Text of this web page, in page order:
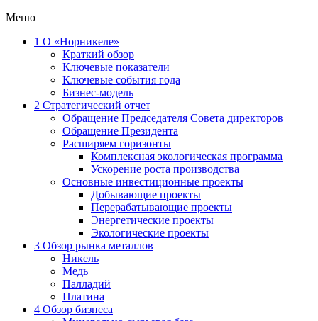
Меню
1 О «Норникеле»
Краткий обзор
Ключевые показатели
Ключевые события года
Бизнес-модель
2 Стратегический отчет
Обращение Председателя Совета директоров
Обращение Президента
Расширяем горизонты
Комплексная экологическая программа
Ускорение роста производства
Основные инвестиционные проекты
Добывающие проекты
Перерабатывающие проекты
Энергетические проекты
Экологические проекты
3 Обзор рынка металлов
Никель
Медь
Палладий
Платина
4 Обзор бизнеса